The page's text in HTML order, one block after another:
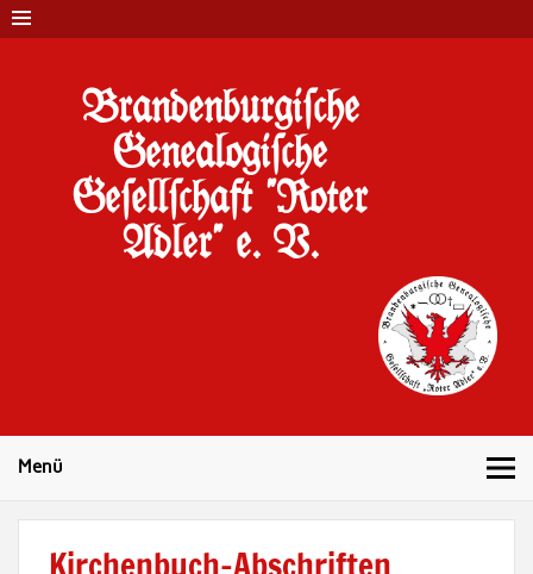
Brandenburgi#che
Genealogi#che
Ge#ell#chaft "Roter
Adler" e. V.
Menü
Kirchenbuch-Abschriften